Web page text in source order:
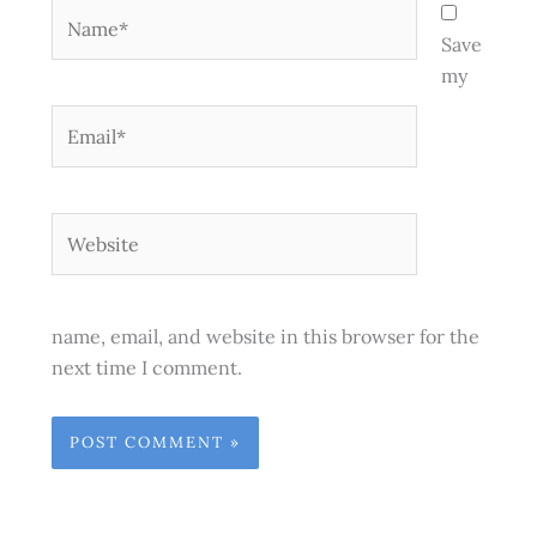
Save
my
name, email, and website in this browser for the
next time I comment.